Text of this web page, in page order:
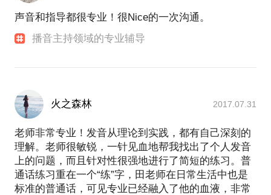
声音和指导都很专业！很Nice的一次沟通。
播音主持领域的专业辅导
火之森林 2017.07.31
老师非常专业！发音从理论到实践，都有自己深刻的
理解。老师很敏锐，一针见血地帮我找出了个人发音
上的问题，而且针对性很强地进行了简短的练习。普
通话练习重在一个“练”字，田老师在日常生活中也是
标准的普通话，可见专业已经融入了他的血液，非常